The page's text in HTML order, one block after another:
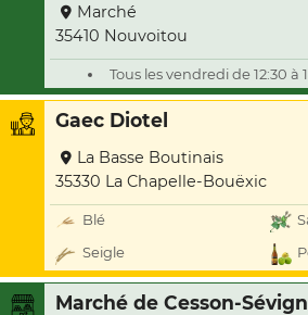
Marché
35410 Nouvoitou
Tous les vendredi de 12:30 à
Gaec Diotel
La Basse Boutinais
35330 La Chapelle-Bouëxic
Blé
Seigle
Marché de Cesson-